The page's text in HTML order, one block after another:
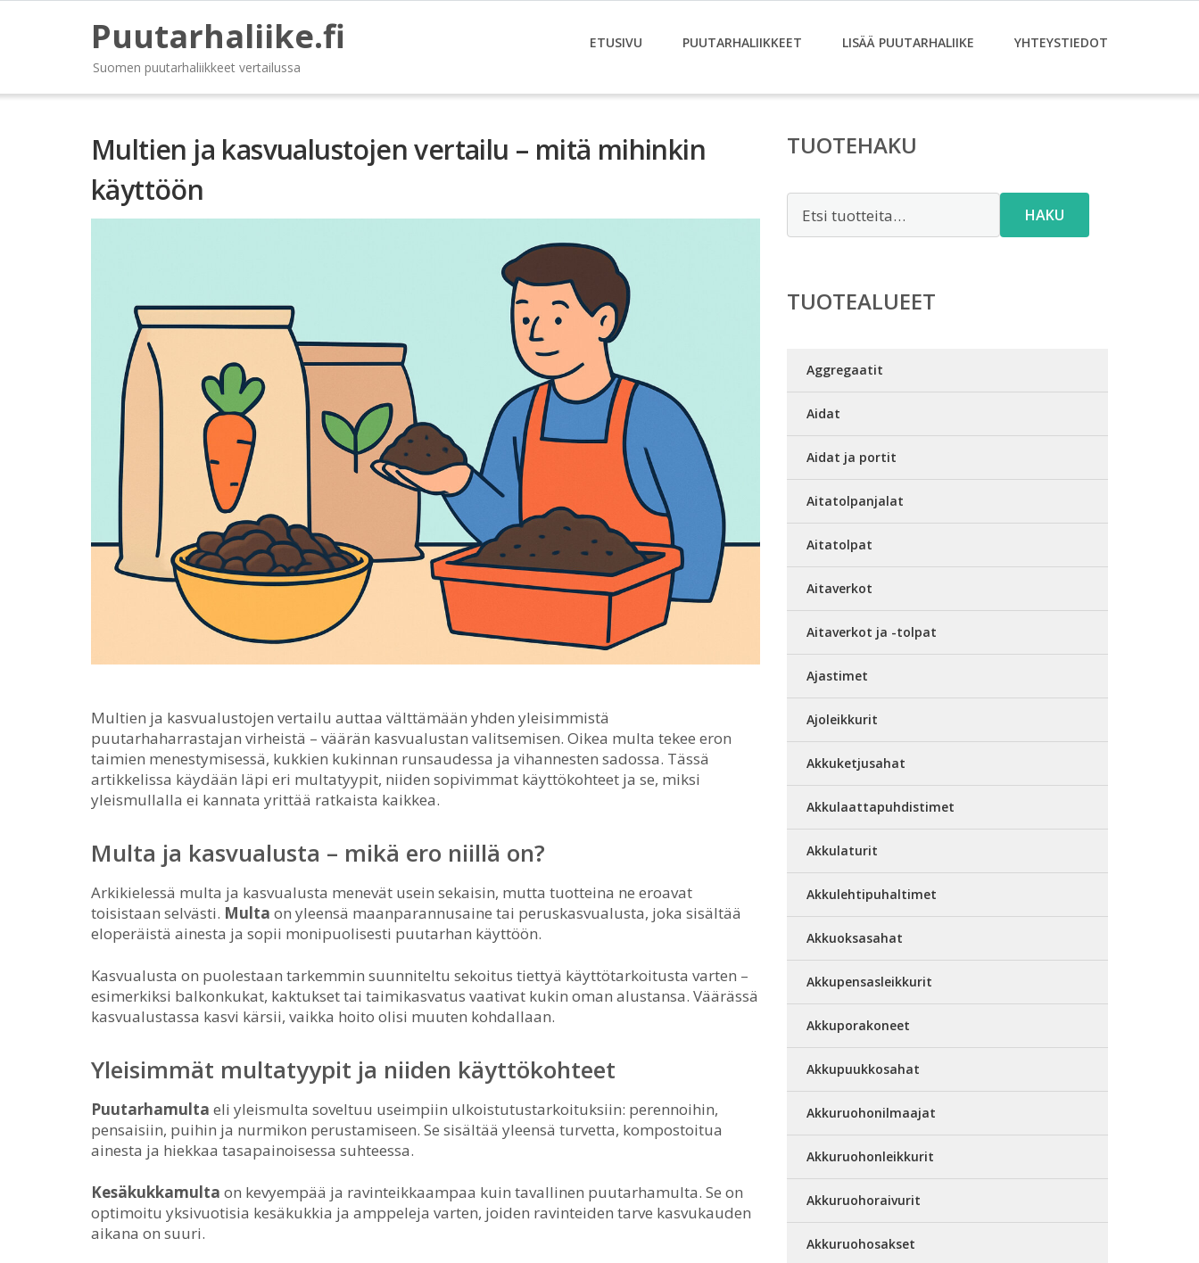
Puutarhaliike.fi
Suomen puutarhaliikkeet vertailussa
ETUSIVU PUUTARHALIIKKEET LISÄÄ PUUTARHALIIKE YHTEYSTIEDOT
Multien ja kasvualustojen vertailu – mitä mihinkin
käyttöön
Multien ja kasvualustojen vertailu auttaa välttämään yhden yleisimmistä
puutarhaharrastajan virheistä – väärän kasvualustan valitsemisen. Oikea multa tekee eron
taimien menestymisessä, kukkien kukinnan runsaudessa ja vihannesten sadossa. Tässä
artikkelissa käydään läpi eri multatyypit, niiden sopivimmat käyttökohteet ja se, miksi
yleismullalla ei kannata yrittää ratkaista kaikkea.
Multa ja kasvualusta – mikä ero niillä on?
Arkikielessä multa ja kasvualusta menevät usein sekaisin, mutta tuotteina ne eroavat
toisistaan selvästi. Multa on yleensä maanparannusaine tai peruskasvualusta, joka sisältää
eloperäistä ainesta ja sopii monipuolisesti puutarhan käyttöön.
Kasvualusta on puolestaan tarkemmin suunniteltu sekoitus tiettyä käyttötarkoitusta varten –
esimerkiksi balkonkukat, kaktukset tai taimikasvatus vaativat kukin oman alustansa. Väärässä
kasvualustassa kasvi kärsii, vaikka hoito olisi muuten kohdallaan.
Yleisimmät multatyypit ja niiden käyttökohteet
Puutarhamulta eli yleismulta soveltuu useimpiin ulkoistutustarkoituksiin: perennoihin,
pensaisiin, puihin ja nurmikon perustamiseen. Se sisältää yleensä turvetta, kompostoitua
ainesta ja hiekkaa tasapainoisessa suhteessa.
Kesäkukkamulta on kevyempää ja ravinteikkaampaa kuin tavallinen puutarhamulta. Se on
optimoitu yksivuotisia kesäkukkia ja amppeleja varten, joiden ravinteiden tarve kasvukauden
aikana on suuri.
TUOTEHAKU
HAKU
TUOTEALUEET
Aggregaatit
Aidat
Aidat ja portit
Aitatolpanjalat
Aitatolpat
Aitaverkot
Aitaverkot ja -tolpat
Ajastimet
Ajoleikkurit
Akkuketjusahat
Akkulaattapuhdistimet
Akkulaturit
Akkulehtipuhaltimet
Akkuoksasahat
Akkupensasleikkurit
Akkuporakoneet
Akkupuukkosahat
Akkuruohonilmaajat
Akkuruohonleikkurit
Akkuruohoraivurit
Akkuruohosakset